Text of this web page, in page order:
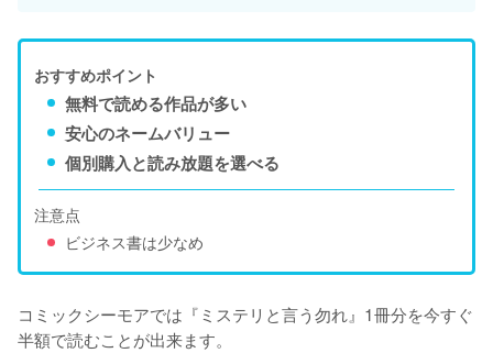
おすすめポイント
無料で読める作品が多い
安心のネームバリュー
個別購入と読み放題を選べる
注意点
ビジネス書は少なめ
コミックシーモアでは『ミステリと言う勿れ』1冊分を今すぐ
半額で読むことが出来ます。